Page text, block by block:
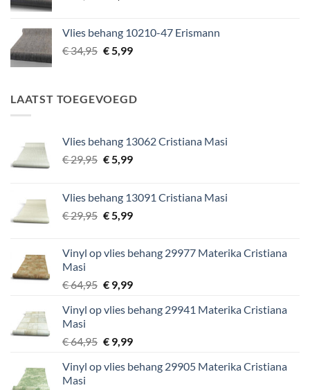
€ 29,95.€ 5,99.
Vlies behang 10210-47 Erismann
€34,95 Oorspronkelijke
€ 34,95.
€5,99Huidige
€ 5,99.
LAATST TOEGEVOEGD
Vlies behang 13062 Cristiana Masi
€29,95 Oorspronkelijke
€ 29,95.
€5,99Huidige
€ 5,99.
Vlies behang 13091 Cristiana Masi
€29,95 Oorspronkelijke
€ 29,95.
€5,99Huidige
€ 5,99.
Vinyl op vlies behang 29977 Materika Cristiana
Masi
€64,95 Oorspronkelijke
was:
€9,99Huidige
is:
Vinyl op vlies behang 29941 Materika Cristiana
Masi
€64,95 Oorspronkelijke
was:
€9,99Huidige
is:
Vinyl op vlies behang 29905 Materika Cristiana
Masi